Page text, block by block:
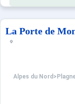
POSSIBILITE DE
Casier à skis,
La Porte de
Alpes du Nord >